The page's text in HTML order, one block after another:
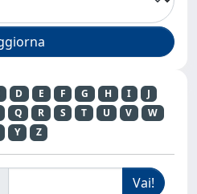
D E F G H I
J
Q R S T U V
W
Y Z